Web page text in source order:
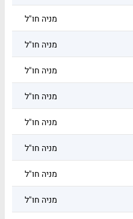
מניה חו"ל
מניה חו"ל
מניה חו"ל
מניה חו"ל
מניה חו"ל
מניה חו"ל
מניה חו"ל
מניה חו"ל